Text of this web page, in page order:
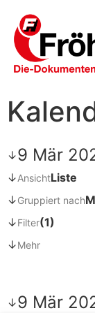
↓9 Mär
↓AnsichtListe
↓Gruppiert nach
↓Filter(1)
↓Mehr
↓9 Mär